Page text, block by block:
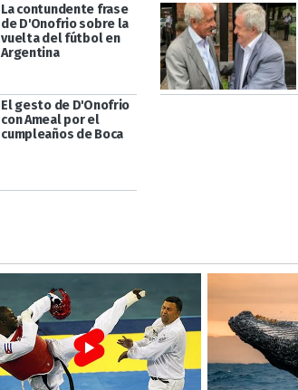
La contundente frase
de D'Onofrio sobre la
vuelta del fútbol en
Argentina
El gesto de D'Onofrio
con Ameal por el
cumpleaños de Boca